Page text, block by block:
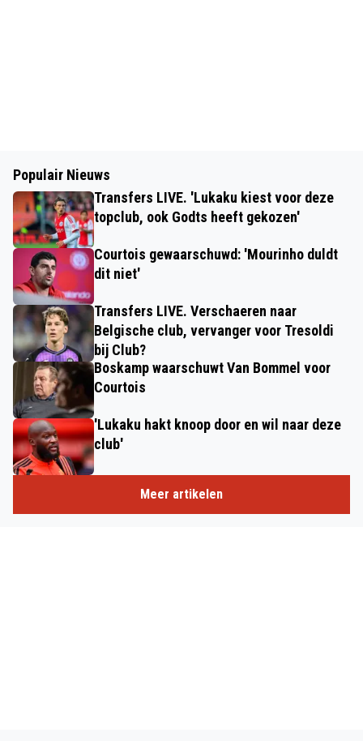
Populair Nieuws
Transfers LIVE. 'Lukaku kiest voor deze
topclub, ook Godts heeft gekozen'
Courtois gewaarschuwd: 'Mourinho duldt
dit niet'
Transfers LIVE. Verschaeren naar
Belgische club, vervanger voor Tresoldi
bij Club?
Boskamp waarschuwt Van Bommel voor
Courtois
'Lukaku hakt knoop door en wil naar deze
club'
Meer artikelen